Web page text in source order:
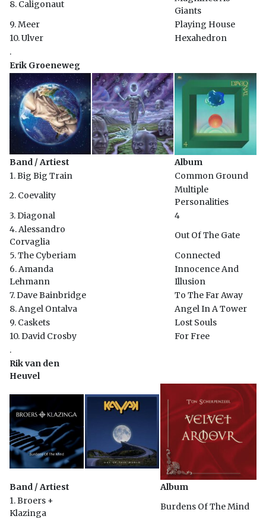
8. Caligonaut
Giants
9. Meer
Playing House
10. Ulver
Hexahedron
.
Erik Groeneweg
Band / Artiest
Album
1. Big Big Train
Common Ground
2. Coevality
Multiple
Personalities
3. Diagonal
4
4. Alessandro
Corvaglia
Out Of The Gate
5. The Cyberiam
Connected
6. Amanda
Lehmann
Innocence And
Illusion
7. Dave Bainbridge
To The Far Away
8. Angel Ontalva
Angel In A Tower
9. Caskets
Lost Souls
10. David Crosby
For Free
.
Rik van den
Heuvel
Band / Artiest
Album
1. Broers +
Klazinga
Burdens Of The Mind